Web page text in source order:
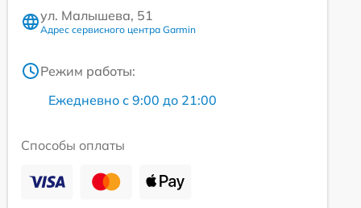
ул. Малышева, 51
Адрес сервисного центра Garmin
Режим работы:
Ежедневно с 9:00 до 21:00
Способы оплаты